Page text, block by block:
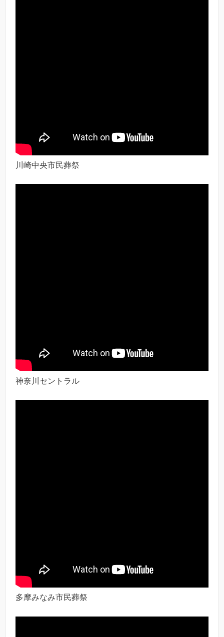
川崎中央市民葬祭
神奈川セントラル
多摩みなみ市民葬祭